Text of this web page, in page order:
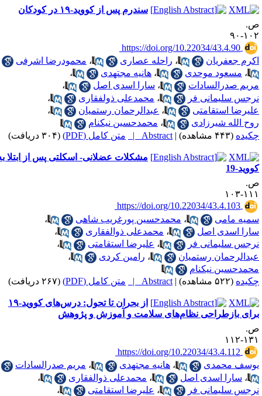
سندرم پس از کووید-۱۹ در کودکان
۹۰
‎ https://doi.org/10.22034/43.4.90
جعفریان
،راحله عصاری ،محمودرضا اشرفی
،مسعود موحدی ،هانیه مجتهدی
،
صدرالسادات
،سارا اسدی اصل
،
سلیمانی فر
،محمدعلی ذولفقاری
،
استقامتی
،عبدالرحمان رستمیان
،
الله شیرزادی
،محمدحسین نیکنام
(۴۴۳ مشاهده) |
Abstract | متن کامل (PDF) (۳۰۴ دریافت)
مشکلات عضلانی- اسکلتی پس از ابتلا به
19
۱۰۳
‎ https://doi.org/10.22034/43.4.103
مامی
،محمدحسین پورغریب شاهی
،
اسدی اصل
،محمدعلی ذوالفقاری
،
سلیمانی فر
،علیرضا استقامتی
،
رستمیان
،رامین کردی
،
نیکنام
(۵۲۲ مشاهده) |
Abstract | متن کامل (PDF) (۲۶۷ دریافت)
از بحران تا تحول: درس‌های کووید-۱۹
بازطراحی نظام‌های سلامت و آموزش و پژوهش
۱۱۲
‎ https://doi.org/10.22034/43.4.112
محمدی
،هانیه مجتهدی ،مریم صدرالسادات
،سارا اسدی اصل ،محمدعلی ذوالفقاری
،
سلیمانی فر
،علیرضا استقامتی
،